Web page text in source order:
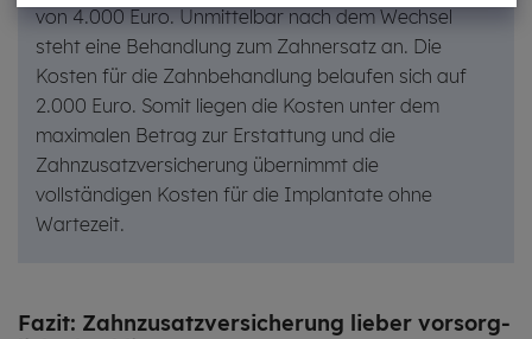
von 4.000 Euro. Unmittelbar nach dem Wechsel
steht eine Behandlung zum Zahnersatz an. Die
Kosten für die Zahnbehandlung belaufen sich auf
2.000 Euro. Somit liegen die Kosten unter dem
maximalen Betrag zur Erstattung und die
Zahnzusatzversicherung übernimmt die
vollständigen Kosten für die Implantate ohne
Wartezeit.
Fazit: Zahn­zu­satz­ver­si­che­rung lie­ber vor­sorg­